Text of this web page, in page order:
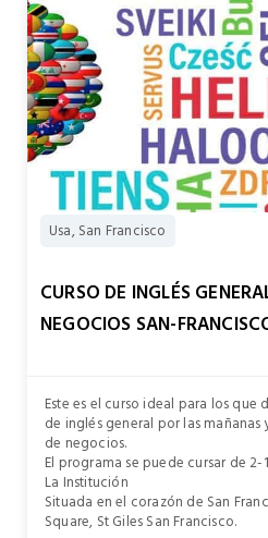
Usa, San Francisco
CURSO DE INGLÉS
NEGOCIOS SAN-
Este es el curso ideal para los
de inglés general por las
de negocios.
El programa se puede cursar de 2-
La Institución
Situada en el corazón de San
Square, St Giles San Francisco.